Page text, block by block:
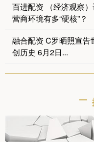
百进配资 （经济观察
营商环境有多“硬核”？
融合配资 C罗晒照宣
创历史 6月2日...